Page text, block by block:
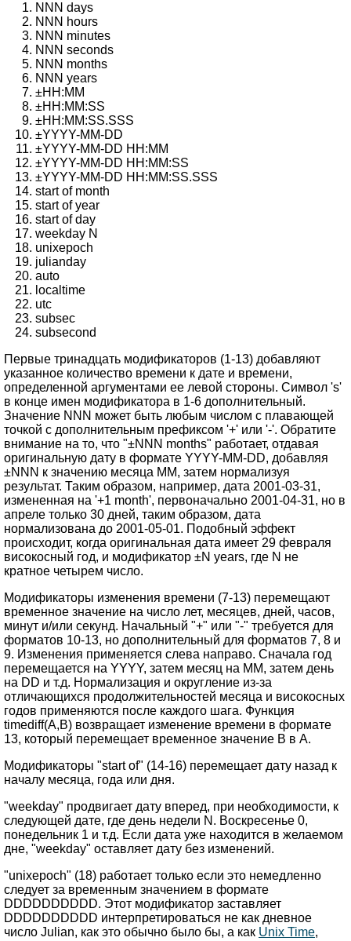
NNN days
NNN hours
NNN minutes
NNN seconds
NNN months
NNN years
±HH:MM
±HH:MM:SS
±HH:MM:SS.SSS
±YYYY-MM-DD
±YYYY-MM-DD HH:MM
±YYYY-MM-DD HH:MM:SS
±YYYY-MM-DD HH:MM:SS.SSS
start of month
start of year
start of day
weekday N
unixepoch
julianday
auto
localtime
utc
subsec
subsecond
Первые тринадцать модификаторов (1-13) добавляют
указанное количество времени к дате и времени,
определенной аргументами ее левой стороны. Символ 's'
в конце имен модификатора в 1-6 дополнительный.
Значение NNN может быть любым числом с плавающей
точкой с дополнительным префиксом '+' или '-'. Обратите
внимание на то, что "±NNN months" работает, отдавая
оригинальную дату в формате YYYY-MM-DD, добавляя
±NNN к значению месяца MM, затем нормализуя
результат. Таким образом, например, дата 2001-03-31,
измененная на '+1 month', первоначально 2001-04-31, но в
апреле только 30 дней, таким образом, дата
нормализована до 2001-05-01. Подобный эффект
происходит, когда оригинальная дата имеет 29 февраля
високосный год, и модификатор ±N years, где N не
кратное четырем число.
Модификаторы изменения времени (7-13) перемещают
временное значение на число лет, месяцев, дней, часов,
минут и/или секунд. Начальный "+" или "-" требуется для
форматов 10-13, но дополнительный для форматов 7, 8 и
9. Изменения применяется слева направо. Сначала год
перемещается на YYYY, затем месяц на MM, затем день
на DD и т.д. Нормализация и округление из-за
отличающихся продолжительностей месяца и високосных
годов применяются после каждого шага. Функция
timediff(A,B) возвращает изменение времени в формате
13, который перемещает временное значение B в A.
Модификаторы "start of" (14-16) перемещает дату назад к
началу месяца, года или дня.
"weekday" продвигает дату вперед, при необходимости, к
следующей дате, где день недели N. Воскресенье 0,
понедельник 1 и т.д. Если дата уже находится в желаемом
дне, "weekday" оставляет дату без изменений.
"unixepoch" (18) работает только если это немедленно
следует за временным значением в формате
DDDDDDDDDD. Этот модификатор заставляет
DDDDDDDDDD интерпретироваться не как дневное
число Julian, как это обычно было бы, а как Unix Time,